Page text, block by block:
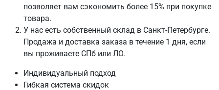
позволяет вам сэкономить более 15% при покупке
товара.
У нас есть собственный склад в Санкт-Петербурге.
Продажа и доставка заказа в течение 1 дня, если
вы проживаете СПб или ЛО.
Индивидуальный подход
Гибкая система скидок